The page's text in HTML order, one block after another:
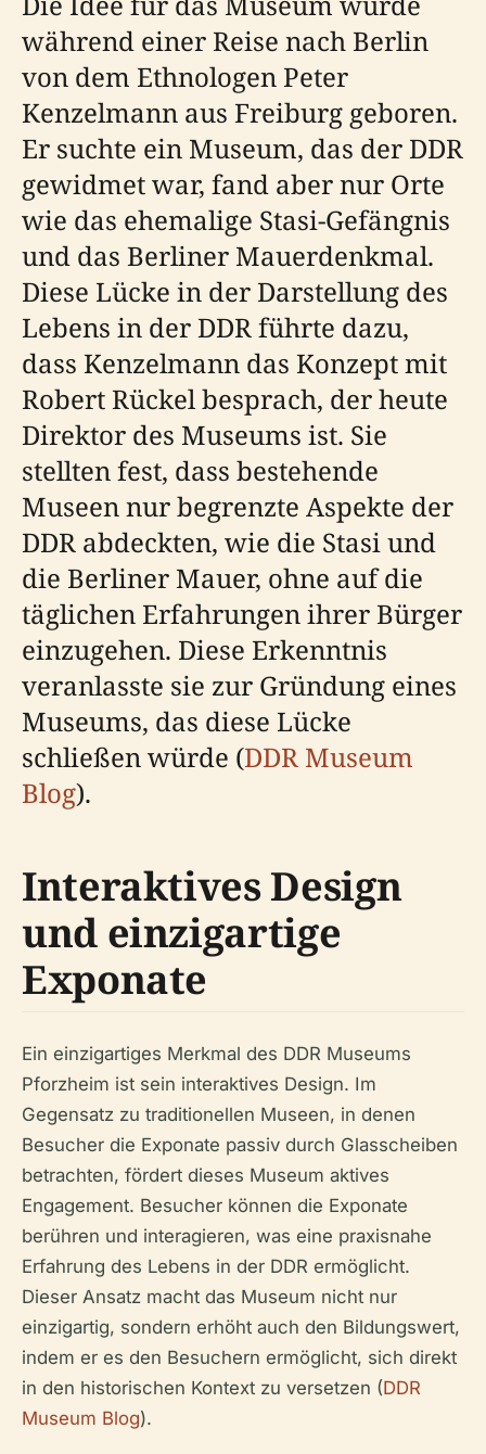
während einer Reise nach Berlin
von dem Ethnologen Peter
Kenzelmann aus Freiburg geboren.
Er suchte ein Museum, das der DDR
gewidmet war, fand aber nur Orte
wie das ehemalige Stasi-Gefängnis
und das Berliner Mauerdenkmal.
Diese Lücke in der Darstellung des
Lebens in der DDR führte dazu,
dass Kenzelmann das Konzept mit
Robert Rückel besprach, der heute
Direktor des Museums ist. Sie
stellten fest, dass bestehende
Museen nur begrenzte Aspekte der
DDR abdeckten, wie die Stasi und
die Berliner Mauer, ohne auf die
täglichen Erfahrungen ihrer Bürger
einzugehen. Diese Erkenntnis
veranlasste sie zur Gründung eines
Museums, das diese Lücke
schließen würde (DDR Museum
Blog).
Interaktives Design
und einzigartige
Exponate
Ein einzigartiges Merkmal des DDR Museums
Pforzheim ist sein interaktives Design. Im
Gegensatz zu traditionellen Museen, in denen
Besucher die Exponate passiv durch Glasscheiben
betrachten, fördert dieses Museum aktives
Engagement. Besucher können die Exponate
berühren und interagieren, was eine praxisnahe
Erfahrung des Lebens in der DDR ermöglicht.
Dieser Ansatz macht das Museum nicht nur
einzigartig, sondern erhöht auch den Bildungswert,
indem er es den Besuchern ermöglicht, sich direkt
in den historischen Kontext zu versetzen (DDR
Museum Blog).